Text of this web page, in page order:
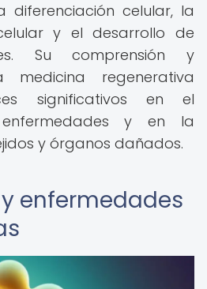
diferenciación celular, la
y el desarrollo de
Su comprensión y
regenerativa
significativos en el
y en la
y órganos dañados.
enfermedades